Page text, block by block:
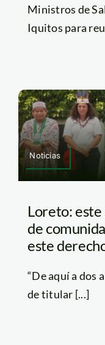
Ministros de
Iquitos para
Noticias
Loreto:
de
este
“De aquí a dos
de titular [...]